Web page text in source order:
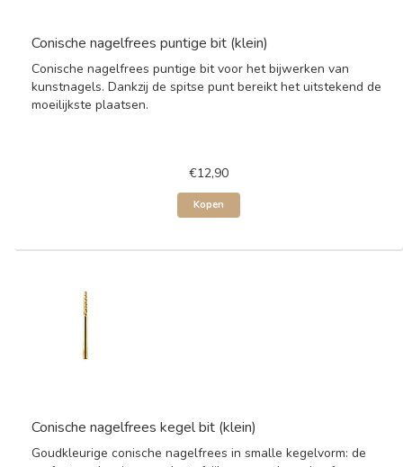
Conische nagelfrees puntige bit (klein)
Conische nagelfrees puntige bit voor het bijwerken van
kunstnagels. Dankzij de spitse punt bereikt het uitstekend de
moeilijkste plaatsen.
€12,90
Kopen
Conische nagelfrees kegel bit (klein)
Goudkleurige conische nagelfrees in smalle kegelvorm: de